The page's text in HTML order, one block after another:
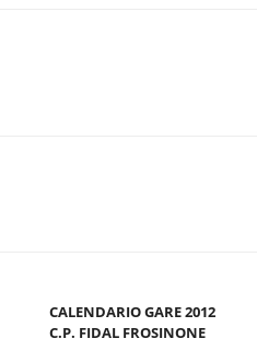
CALENDARIO GARE 2012
C.P. FIDAL FROSINONE